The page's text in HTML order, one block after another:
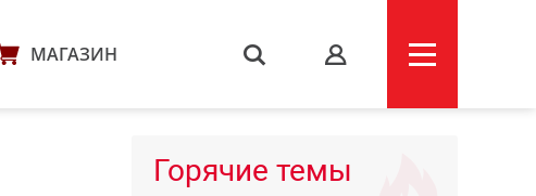
МАГАЗИН s
Горячие темы